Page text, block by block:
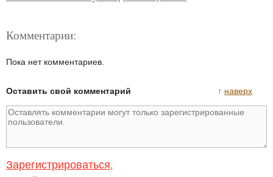
Комментарии:
Пока нет комментариев.
↑ наверх
Оставить свой комментарий
Зарегистрироваться,